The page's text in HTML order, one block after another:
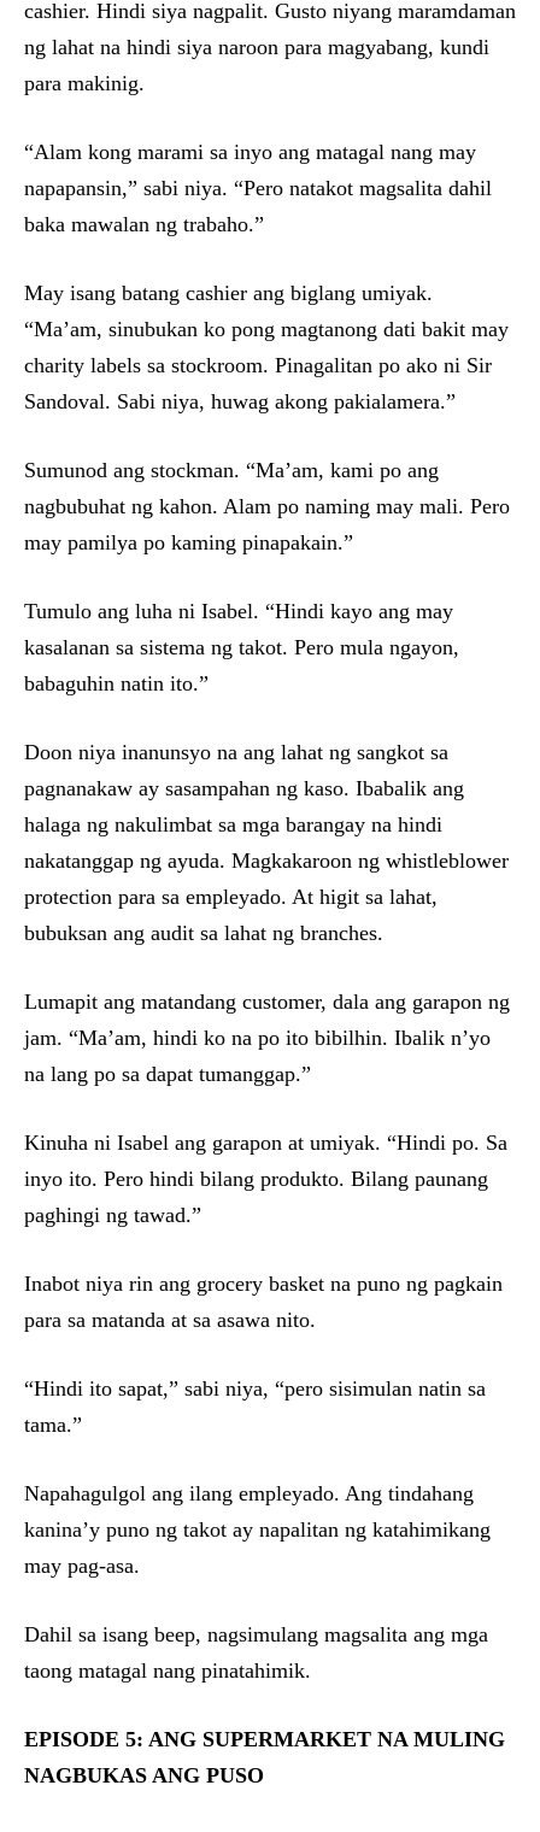
cashier. Hindi siya nagpalit. Gusto niyang maramdaman
ng lahat na hindi siya naroon para magyabang, kundi
para makinig.
“Alam kong marami sa inyo ang matagal nang may
napapansin,” sabi niya. “Pero natakot magsalita dahil
baka mawalan ng trabaho.”
May isang batang cashier ang biglang umiyak.
“Ma’am, sinubukan ko pong magtanong dati bakit may
charity labels sa stockroom. Pinagalitan po ako ni Sir
Sandoval. Sabi niya, huwag akong pakialamera.”
Sumunod ang stockman. “Ma’am, kami po ang
nagbubuhat ng kahon. Alam po naming may mali. Pero
may pamilya po kaming pinapakain.”
Tumulo ang luha ni Isabel. “Hindi kayo ang may
kasalanan sa sistema ng takot. Pero mula ngayon,
babaguhin natin ito.”
Doon niya inanunsyo na ang lahat ng sangkot sa
pagnanakaw ay sasampahan ng kaso. Ibabalik ang
halaga ng nakulimbat sa mga barangay na hindi
nakatanggap ng ayuda. Magkakaroon ng whistleblower
protection para sa empleyado. At higit sa lahat,
bubuksan ang audit sa lahat ng branches.
Lumapit ang matandang customer, dala ang garapon ng
jam. “Ma’am, hindi ko na po ito bibilhin. Ibalik n’yo
na lang po sa dapat tumanggap.”
Kinuha ni Isabel ang garapon at umiyak. “Hindi po. Sa
inyo ito. Pero hindi bilang produkto. Bilang paunang
paghingi ng tawad.”
Inabot niya rin ang grocery basket na puno ng pagkain
para sa matanda at sa asawa nito.
“Hindi ito sapat,” sabi niya, “pero sisimulan natin sa
tama.”
Napahagulgol ang ilang empleyado. Ang tindahang
kanina’y puno ng takot ay napalitan ng katahimikang
may pag-asa.
Dahil sa isang beep, nagsimulang magsalita ang mga
taong matagal nang pinatahimik.
EPISODE 5: ANG SUPERMARKET NA MULING
NAGBUKAS ANG PUSO